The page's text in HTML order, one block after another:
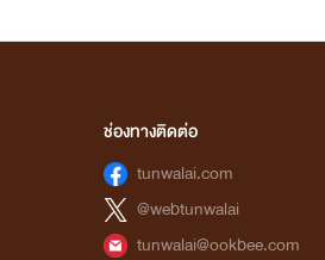
ช่องทางติดต่อ
tunwalai.com
@webtunwalai
tunwalai@ookbee.com